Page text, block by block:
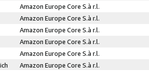
Amazon Europe Core S.à r.l.
Amazon Europe Core S.à r.l.
Amazon Europe Core S.à r.l.
Amazon Europe Core S.à r.l.
Amazon Europe Core S.à r.l.
Amazon Europe Core S.à r.l.